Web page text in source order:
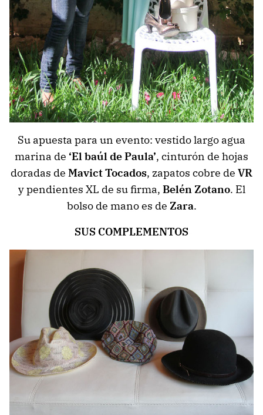
Su apuesta para un evento: vestido largo agua
marina de ‘El baúl de Paula’, cinturón de hojas
doradas de Mavict Tocados, zapatos cobre de VR
y pendientes XL de su firma, Belén Zotano. El
bolso de mano es de Zara.
SUS COMPLEMENTOS